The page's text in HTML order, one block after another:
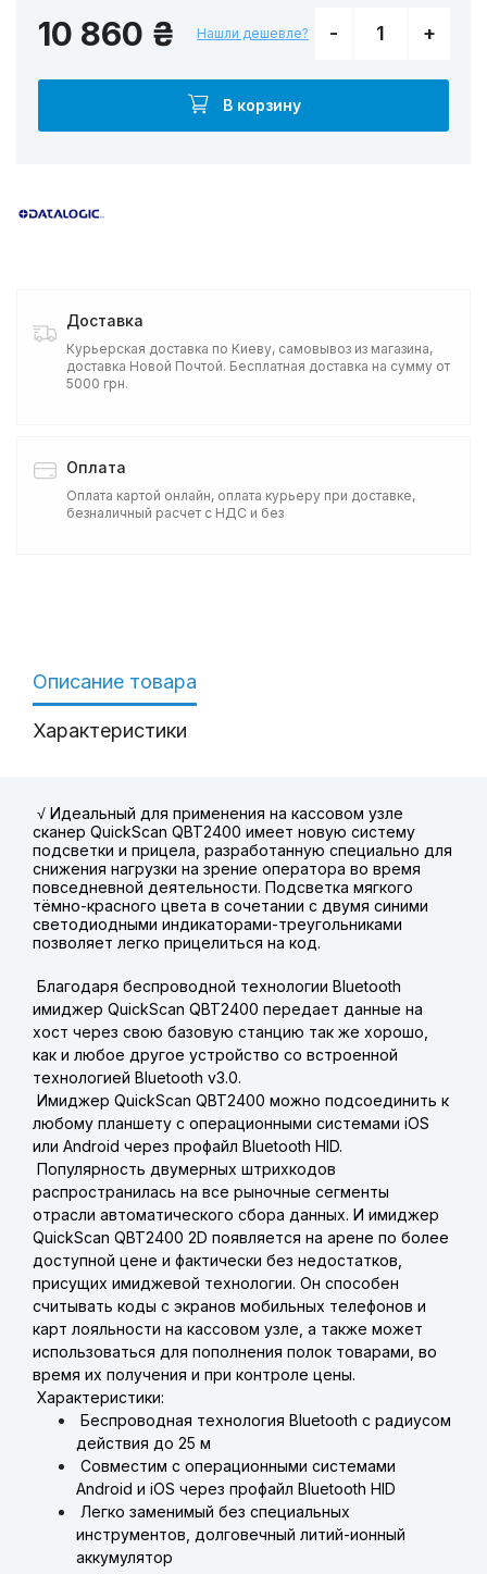
10 860 ₴ Нашли дешевле? - +
В корзину
Доставка
Курьерская доставка по Киеву, самовывоз из магазина,
доставка Новой Почтой. Бесплатная доставка на сумму от
5000 грн.
Оплата
Оплата картой онлайн, оплата курьеру при доставке,
безналичный расчет с НДС и без
Описание товара
Характеристики
√ Идеальный для применения на кассовом узле
сканер QuickScan QBT2400 имеет новую систему
подсветки и прицела, разработанную специально для
снижения нагрузки на зрение оператора во время
повседневной деятельности. Подсветка мягкого
тёмно-красного цвета в сочетании с двумя синими
светодиодными индикаторами-треугольниками
позволяет легко прицелиться на код.
Благодаря беспроводной технологии Bluetooth
имиджер QuickScan QBT2400 передает данные на
хост через свою базовую станцию так же хорошо,
как и любое другое устройство со встроенной
технологией Bluetooth v3.0.
Имиджер QuickScan QBT2400 можно подсоединить к
любому планшету с операционными системами iOS
или Android через профайл Bluetooth HID.
Популярность двумерных штрихкодов
распространилась на все рыночные сегменты
отрасли автоматического сбора данных. И имиджер
QuickScan QBT2400 2D появляется на арене по более
доступной цене и фактически без недостатков,
присущих имиджевой технологии. Он способен
считывать коды с экранов мобильных телефонов и
карт лояльности на кассовом узле, а также может
использоваться для пополнения полок товарами, во
время их получения и при контроле цены.
Характеристики:
Беспроводная технология Bluetooth с радиусом
действия до 25 м
Совместим с операционными системами
Android и iOS через профайл Bluetooth HID
Легко заменимый без специальных
инструментов, долговечный литий-ионный
аккумулятор